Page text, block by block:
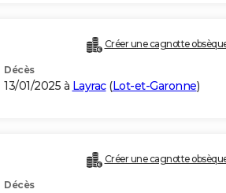
Créer une cagnotte
Décès
13/01/2025 à Layrac(Lot-et-Garonne)
Créer une cagnotte
Décès